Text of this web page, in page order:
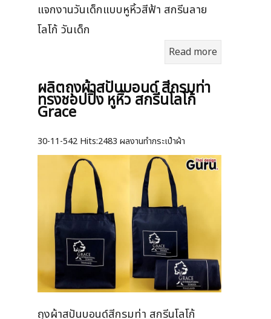
แจกงานวันเด็กแบบหูหิ้วสีฟ้า สกรีนลาย
โลโก้ วันเด็ก
Read more
ผลิตถุงผ้าสปันบอนด์ สีกรมท่า
ทรงชอปปิ้ง หูหิ้ว สกรีนโลโก้
Grace
30-11-542 Hits:2483 ผลงานทำกระเป๋าผ้า
ถุงผ้าสปันบอนด์สีกรมท่า สกรีนโลโก้